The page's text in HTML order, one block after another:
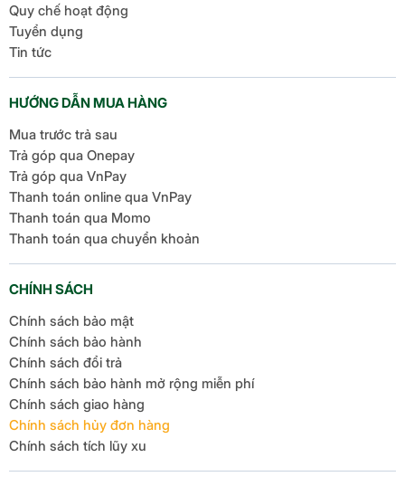
Quy chế hoạt động
Tuyển dụng
Tin tức
HƯỚNG DẪN MUA HÀNG
Mua trước trả sau
Trả góp qua Onepay
Trả góp qua VnPay
Thanh toán online qua VnPay
Thanh toán qua Momo
Thanh toán qua chuyển khoản
CHÍNH SÁCH
Chính sách bảo mật
Chính sách bảo hành
Chính sách đổi trả
Chính sách bảo hành mở rộng miễn phí
Chính sách giao hàng
Chính sách hủy đơn hàng
Chính sách tích lũy xu